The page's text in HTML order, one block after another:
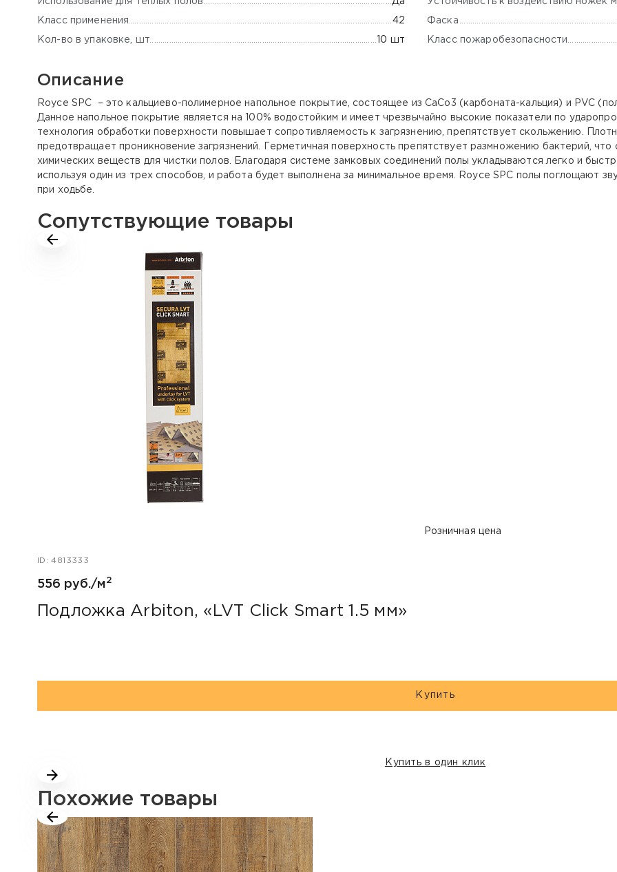
Класс применения 42
Кол-во в упаковке, шт 10 шт
Фаска
Класс пожаробезопасности
Описание
Royce SPC – это кальциево-полимерное напольное покрытие, состоящее из CaCo3 (карбоната-кальция) и PVC
Данное напольное покрытие является на 100% водостойким и имеет чрезвычайно высокие показатели по
технология обработки поверхности повышает сопротивляемость к загрязнению, препятствует скольжению.
предотвращает проникновение загрязнений. Герметичная поверхность препятствует размножению бактерий,
химических веществ для чистки полов. Благодаря системе замковых соединений полы укладываются легко и
используя один из трех способов, и работа будет выполнена за минимальное время. Royce SPC полы поглощают
при ходьбе.
Сопутствующие товары
Розничная цена
ID: 4813333
556 руб./м2
Подложка Arbiton, «LVT Click Smart 1.5 мм»
Купить
Купить в один клик
Похожие товары